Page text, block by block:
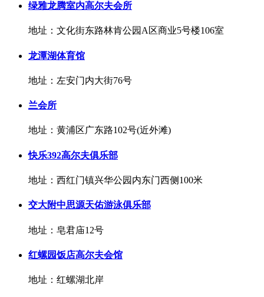
绿雅龙腾室内高尔夫会所
地址：文化街东路林肯公园A区商业5号楼106室
龙潭湖体育馆
地址：左安门内大街76号
兰会所
地址：黄浦区广东路102号(近外滩)
快乐392高尔夫俱乐部
地址：西红门镇兴华公园内东门西侧100米
交大附中思源天佑游泳俱乐部
地址：皂君庙12号
红螺园饭店高尔夫会馆
地址：红螺湖北岸